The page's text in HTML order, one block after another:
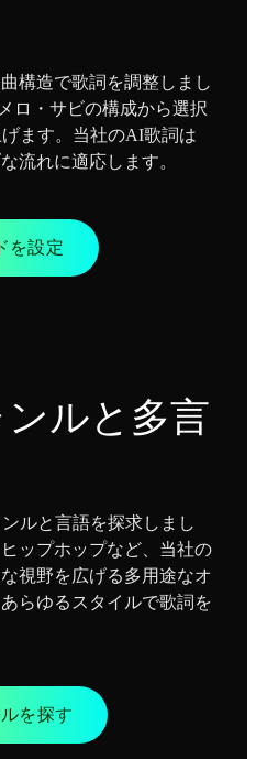
構造で歌詞を調整しまし
ロ・サビの構成から選択
ます。当社のAI歌詞は
流れに適応します。
を設定
ルと多言
ルと言語を探求しまし
ップホップなど、当社の
視野を広げる多用途なオ
らゆるスタイルで歌詞を
を探す